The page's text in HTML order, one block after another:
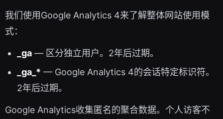
我们使用Google Analytics 4来了解整体网站使用模
式：
_ga — 区分独立用户。2年后过期。
_ga_* — Google Analytics 4的会话特定标识符。
2年后过期。
Google Analytics收集匿名的聚合数据。个人访客不